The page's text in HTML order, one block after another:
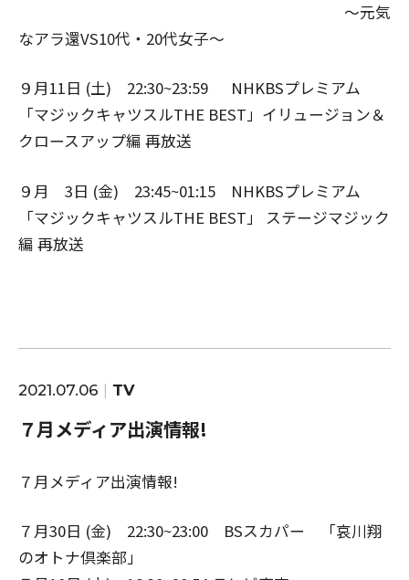
〜元気
なアラ還VS10代・20代女子〜
９月11日 (土) 22:30~23:59 NHKBSプレミアム
「マジックキャツスルTHE BEST」イリュージョン＆
クロースアップ編 再放送
９月 3日 (金) 23:45~01:15 NHKBSプレミアム
「マジックキャツスルTHE BEST」 ステージマジック
編 再放送
2021.07.06 TV
７月メディア出演情報!
７月メディア出演情報!
７月30日 (金) 22:30~23:00 BSスカパー 「哀川翔
のオトナ倶楽部」